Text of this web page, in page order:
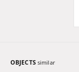
OBJECTS similar